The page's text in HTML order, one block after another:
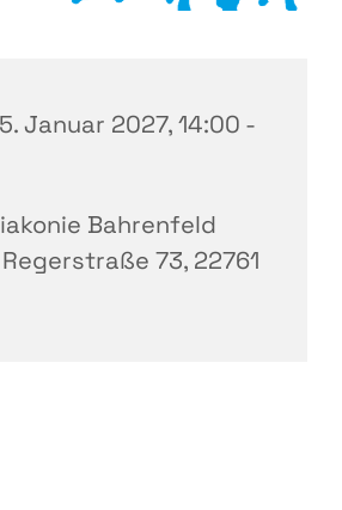
Januar 2027, 14:00 -
Bahrenfeld
73, 22761